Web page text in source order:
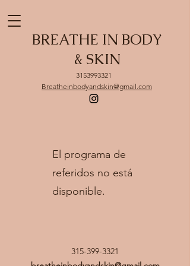
BREATHE IN BODY
& SKIN
Breatheinbodyandskin@gmail.com
3153993321
El programa de
referidos no está
disponible.
315-399-3321